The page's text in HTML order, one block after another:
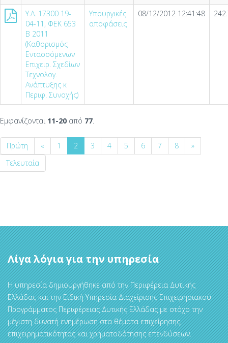
Υ.Α. 17300 19-
04-11, ΦΕΚ 653
Β 2011
(Καθορισμός
Εντασσόμενων
Επιχειρ. Σχεδίων
Τεχνολογ.
Ανάπτυξης κ
Περιφ. Συνοχής)
Υπουργικές
αποφάσεις
08/12/2012 12:41:48
Εμφανίζονται 11-20 από 77.
Πρώτη « 1 2 3 4 5 6 7 8
»
Τελευταία
Λίγα λόγια για την υπηρεσία
Η υπηρεσία δημιουργήθηκε από την Περιφέρεια Δυτικής
Ελλάδας και την Ειδική Υπηρεσία Διαχείρισης Επιχειρησιακού
Προγράμματος Περιφέρειας Δυτικής Ελλάδας με στόχο την
μέγιστη δυνατή ενημέρωση στα θέματα επιχείρησης,
επιχειρηματικότητας και χρηματοδότησης επενδύσεων.